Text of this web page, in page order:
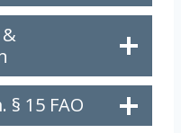
15 FAO